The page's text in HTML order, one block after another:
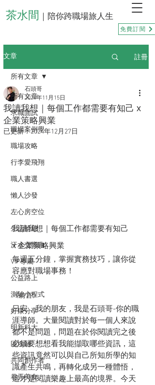
茶水間 ｜陪你跨職場旅人生
免費訂閱
文章 註冊
所有文章
求職面試
職場案例學
職場攻略
行李愛飛翔
職人書選
懶人沙發
左心房空位
生活拾穗
汗水交響曲
VIP專屬
公益路上
測驗小程式
好康分享
明新科大
區塊鏈
共同創作者
巷弄美食
所有文章
我讀我想｜每個工作都需要有知己 x
企業策略興業
石頭哥
2024年11月15日
已更新：2024年12月27日
我讀我想｜每個工作都需要有知己
x 企業策略興業
每週五分鐘，掌握實務技巧，讓你從
容應對職場事務！
《前言》
日安，我的朋友，我是石頭哥-你的職
涯導師。大量閱讀對於每一個人來說
都不是問題，問題在於你閱讀完之後
必須要想想看我能擷取哪些資訊，這
些資訊竟然可以與自己所知所學的知
識產生共鳴，再轉化成另一種體悟，
這才是閱讀樂趣上最高的境界。今天